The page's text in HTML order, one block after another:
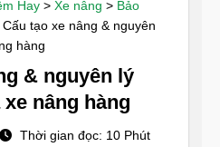
Hay > Xe nâng > Bảo
Cấu tạo xe nâng & nguyên
hàng
& nguyên lý
nâng hàng
Thời gian đọc: 10 Phút